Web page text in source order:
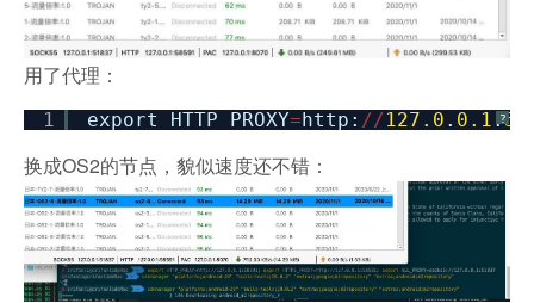
用了代理：
?
1 export HTTP_PROXY= http: //127.0 . 0.1 :
换成OS2的节点，貌似速度还不错：